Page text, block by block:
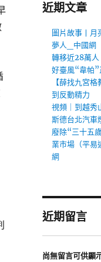
近期文章
圖片故事丨月
夢人_中國網
轉移近28萬
好臺風“韋帕
【薛找九宮
到反動精力
視頻｜到越秀
斯德台北汽
廢除“三十五
業市場（平易
網
近期留言
尚無留言可供顯